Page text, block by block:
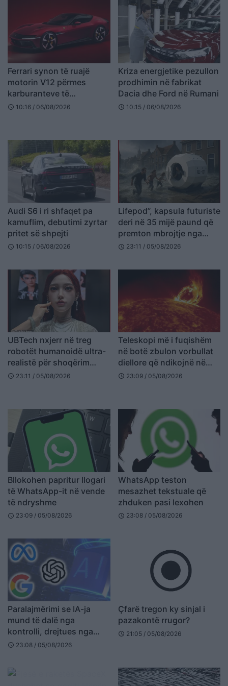
Ferrari synon të ruajë
motorin V12 përmes
karburanteve të
gjeneratës së re
schedule 10:16 / 06/08/2026
Kriza energjetike pezullon
prodhimin në fabrikat
Dacia dhe Ford në Rumani
schedule 10:15 / 06/08/2026
Audi S6 i ri shfaqet pa
kamuflim, debutimi zyrtar
pritet së shpejti
schedule 10:15 / 06/08/2026
Lifepod”, kapsula futuriste
deri në 35 mijë paund që
premton mbrojtje nga
plumbat, bombardimet
schedule 23:11 / 05/08/2026
UBTech nxjerr në treg
robotët humanoidë ultra-
realistë për shoqërim
afatgjatë
schedule 23:11 / 05/08/2026
Teleskopi më i fuqishëm
në botë zbulon vorbullat
diellore që ndikojnë në
Tokë
schedule 23:09 / 05/08/2026
Bllokohen papritur llogari
të WhatsApp-it në vende
të ndryshme
schedule 23:09 / 05/08/2026
WhatsApp teston
mesazhet tekstuale që
zhduken pasi lexohen
schedule 23:08 / 05/08/2026
Paralajmërimi se IA-ja
mund të dalë nga
kontrolli, drejtues nga
OpenAI, Meta dhe Google
schedule 23:08 / 05/08/2026
Çfarë tregon ky sinjal i
pazakontë rrugor?
schedule 21:05 / 05/08/2026